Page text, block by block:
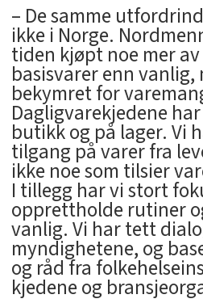
– De samme
ikke i Norge.
tiden kjøpt noe mer
basisvarer enn vanlig,
bekymret for
Dagligvarekjedene
butikk og på lager. Vi
tilgang på varer fra
ikke noe som tilsier
I tillegg har vi stort
opprettholde rutiner
vanlig. Vi har tett
myndighetene, og
og råd fra
kjedene og